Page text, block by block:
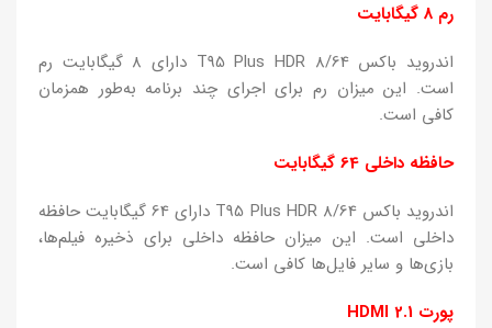
رم 8 گیگابایت
اندروید باکس T95 Plus HDR 8/64 دارای 8 گیگابایت رم
است. این میزان رم برای اجرای چند برنامه به‌طور همزمان
کافی است.
حافظه داخلی 64 گیگابایت
اندروید باکس T95 Plus HDR 8/64 دارای 64 گیگابایت حافظه
داخلی است. این میزان حافظه داخلی برای ذخیره فیلم‌ها،
بازی‌ها و سایر فایل‌ها کافی است.
پورت HDMI 2.1